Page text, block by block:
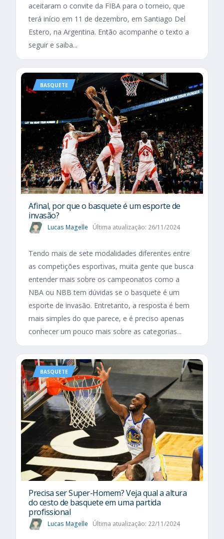
aceitaram o convite da FIBA para o torneio, que
terá início em 11 de dezembro, em Santiago Del
Estero, na Argentina. Então acompanhe o texto a
seguir e saiba...
BASQUETE
Afinal, por que o basquete é um esporte de
invasão?
Lucas Magelle Última atualização: 26/11/2024
Tendo mais de sete modalidades diferentes entre
as competições esportivas, muita gente que busca
entender mais sobre os campeonatos como a
NBA ou NBB tem dúvidas se o basquete é um
esporte de invasão. Entretanto, a resposta é bem
mais simples do que parece, e é preciso apenas
conhecer um pouco mais sobre as categorias...
BASQUETE
Precisa ser Super-Homem? Veja qual a altura
do cesto de basquete em uma partida
profissional
Lucas Magelle Última atualização: 22/11/2024